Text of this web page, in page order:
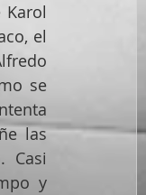
el
se
las
Casi
y